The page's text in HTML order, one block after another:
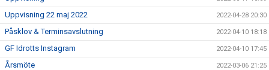
Uppvisning 22 maj 2022 2022-04-28 20:30
Påsklov & Terminsavslutning 2022-04-10 18:18
GF Idrotts Instagram 2022-04-10 17:45
Årsmöte 2022-03-06 21:25